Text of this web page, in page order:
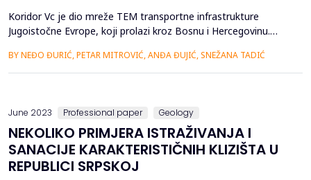
Koridor Vc je dio mreže TEM transportne infrastrukture
Jugoistočne Evrope, koji prolazi kroz Bosnu i Hercegovinu.
Hrvatske do Jadranskog mora. Za potrebe izrade projektne
dokumentacije od idejnog rješenja do glavnog projekta,
BY NEĐO ĐURIĆ, PETAR MITROVIĆ, ANĐA ĐUJIĆ, SNEŽANA TADIĆ
June 2023 Professional paper Geology
NEKOLIKO PRIMJERA ISTRAŽIVANJA I
SANACIJE KARAKTERISTIČNIH KLIZIŠTA U
REPUBLICI SRPSKOJ